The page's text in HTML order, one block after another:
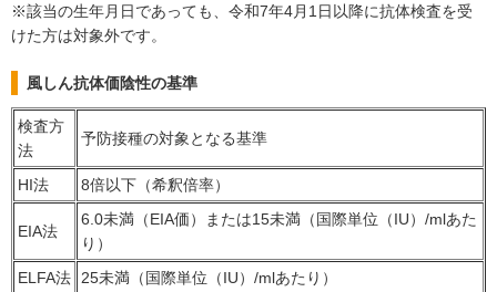
※該当の生年月日であっても、令和7年4月1日以降に抗体検査を受
けた方は対象外です。
風しん抗体価陰性の基準
検査方
法
予防接種の対象となる基準
HI法 8倍以下（希釈倍率）
EIA法
6.0未満（EIA価）または15未満（国際単位（IU）/mlあた
り）
ELFA法
25未満（国際単位（IU）/mlあたり）